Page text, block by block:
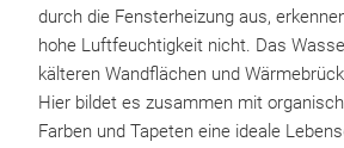
durch die Fensterheizung aus,
hohe Luftfeuchtigkeit nicht. Das
kälteren Wandflächen und
Hier bildet es zusammen mit
Farben und Tapeten eine ideale